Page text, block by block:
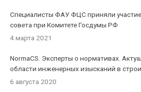
Специалисты ФАУ ФЦС приняли участие
совета при Комитете Госдумы РФ
4 марта 2021
NormaCS. Эксперты о нормативах.
области инженерных изысканий в
6 августа 2020